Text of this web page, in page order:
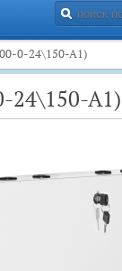
0-24\150-A1)
24\150-A1)